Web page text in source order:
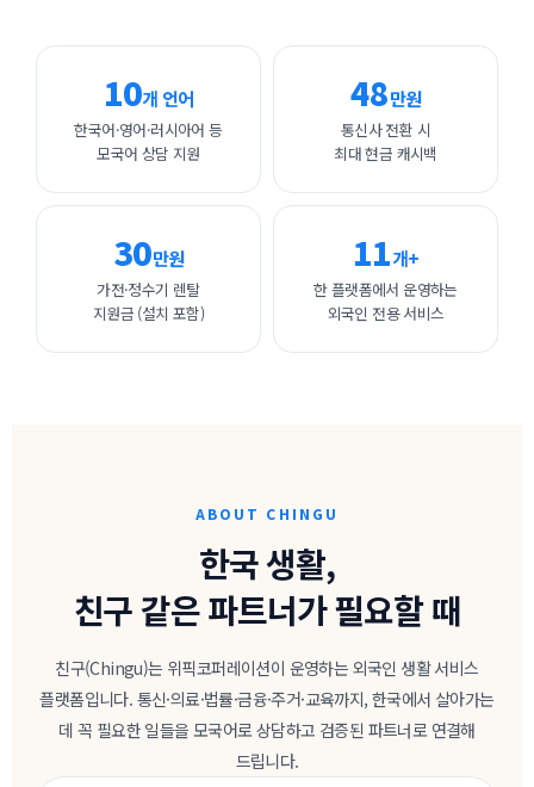
10개 언어
한국어·영어·러시아어 등
모국어 상담 지원
48만원
통신사 전환 시
최대 현금 캐시백
30만원
가전·정수기 렌탈
지원금 (설치 포함)
11개+
한 플랫폼에서 운영하는
외국인 전용 서비스
ABOUT CHINGU
한국 생활,
친구 같은 파트너가 필요할 때
친구(Chingu)는 위픽코퍼레이션이 운영하는 외국인 생활 서비스
플랫폼입니다. 통신·의료·법률·금융·주거·교육까지, 한국에서 살아가는
데 꼭 필요한 일들을 모국어로 상담하고 검증된 파트너로 연결해
드립니다.